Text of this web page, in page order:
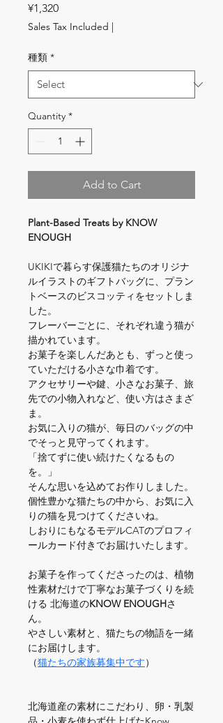
¥1,320Price
Sales Tax Included |
種類 *
Quantity *
Add to Cart
Plant-Based Treats by KNOW
ENOUGH
UKIKIで暮らす保護猫たちのオリジナ
ルイラストのギフトバッグに、プラン
トベースのビスコッティをセットしま
した。
フレーバーごとに、それぞれ違う猫が
描かれています。
お菓子を楽しんだあとも、ずっと使っ
ていただける小さな巾着です。
アクセサリーや鍵、小さなお菓子、旅
先での小物入れなど、使い方はさまざ
ま。
お気に入りの猫が、毎日のバッグの中
でそっと見守ってくれます。
「捨てずに使い続けたくなるもの
を。」
そんな思いを込めてお作りしました。
個性豊かな猫たちの中から、お気に入
りの猫を見つけてくださいね。
しおりにもなるモデルCATのプロフィ
ールカード付きでお届けいたします。
お菓子を作ってくださったのは、植物
性素材だけで丁寧なお菓子づくりを続
ける 北海道のKNOW ENOUGHさ
ん。
やさしい素材と、猫たちの物語を一緒
にお届けします。
（猫たちの家族募集中です）
北海道産の素材にこだわり、卵・乳製